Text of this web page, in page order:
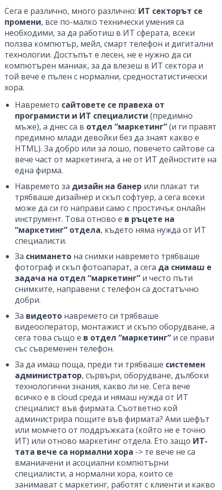
Сега е различно, много различно: ИТ секторът се
промени, все по-малко технически умения са
необходими, за да работиш в ИТ сферата, всеки
ползва компютър, мейл, смарт телефон и дигитални
технологии. Достъпът е лесен, не е нужно да си
компютърен маниак, за да влезеш в ИТ сектора и
той вече е пълен с нормални, средностатистически
хора.
Навремето сайтовете се правеха от
програмисти и ИТ специалисти (предимно
мъже), а днес са в отдел “маркетинг”(и ги правят
предимно млади девойки без да знаят какво е
HTML). За добро или за лошо, повечето сайтове са
вече част от маркетинга, а не от ИТ дейностите на
една фирма.
Навремето за дизайн на банер или плакат ти
трябваше дизайнер и скъп софтуер, а сега всеки
може да си го направи само с простичък онлайн
инструмент. Това отново е в ръцете на
“маркетинг” отдела, където няма нужда от ИТ
специалисти.
За снимането на снимки навремето трябваше
фотограф и скъп фотоапарат, а сега да снимаш е
задача на отдел “маркетинг” и често пъти
снимките, направени с телефон са достатъчно
добри.
За видеото навремето си трябваше
видеооператор, монтажист и скъпо оборудване, а
сега това също е в отдел “маркетинг” и се прави
със съвременен телефон.
За да имаш поща, преди ти трябваше системен
администратор, сървъри, оборудване, дълбоки
технологични знания, какво ли не. Сега вече
всичко е в cloud среда и нямаш нужда от ИТ
специалист във фирмата. Съответно кой
администрира пощите във фирмата? Ами шефът
или момчето от поддръжката (който не е точно
ИТ) или отново маркетинг отдела. Ето защо ИТ-
тата вече са нормални хора -> те вече не са
вманиачени и асоциални компютърни
специалисти, а нормални хора, които се
занимават с маркетинг, работят с клиенти и какво